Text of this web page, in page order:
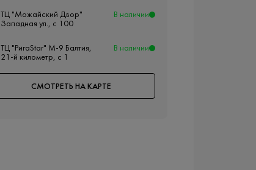
ТЦ "Можайский Двор"
Западная ул., с 100
В наличии
ТЦ "РигаStar" М-9 Балтия,
21-й километр, с 1
В наличии
СМОТРЕТЬ НА КАРТЕ